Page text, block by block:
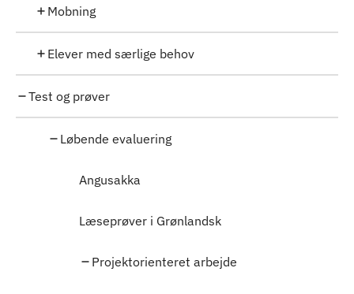
Mobning
Elever med særlige behov
Test og prøver
Løbende evaluering
Angusakka
Læseprøver i Grønlandsk
Projektorienteret arbejde